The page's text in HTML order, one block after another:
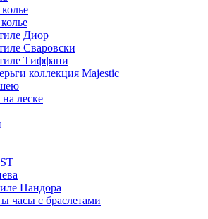
Диор
Сваровски
Тиффани
коллекция Majestic
леске
Пандора
часы с браслетами